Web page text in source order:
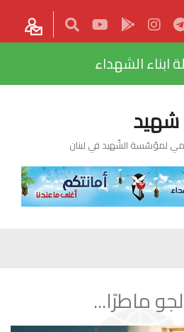
ابناء الشهداء
لمؤسّسة الشّهيد في لبنان
ماطرًا...